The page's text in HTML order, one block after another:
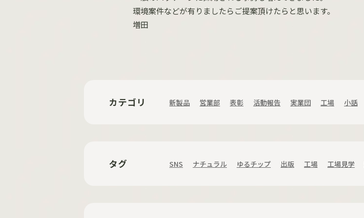
環境案件などが有りましたらご提案頂けたらと思います。
増田
カテゴリ 新製品 営業部 表彰 活動報告 実業団 工場 小話
タグ SNS ナチュラル ゆるチップ 出版 工場 工場見学